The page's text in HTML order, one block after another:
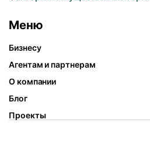
Меню
Бизнесу
Агентам и партнерам
О компании
Блог
Проекты